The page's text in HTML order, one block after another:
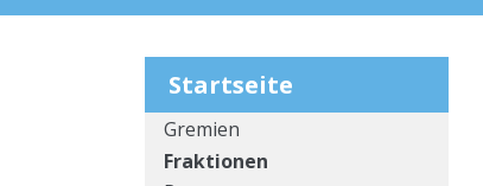
Startseite
Gremien
Fraktionen